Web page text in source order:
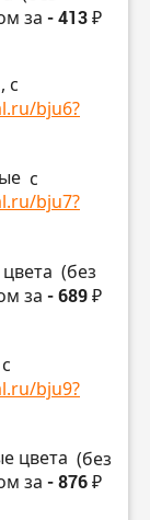
за - 413 ₽
, с
bju6?
с
bju7?
(без
за - 689 ₽
с
bju9?
цвета (без
за - 876 ₽